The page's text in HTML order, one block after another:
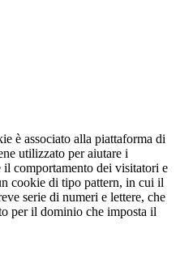
è associato alla piattaforma di
utilizzato per aiutare i
comportamento dei visitatori e
cookie di tipo pattern, in cui il
serie di numeri e lettere, che
per il dominio che imposta il